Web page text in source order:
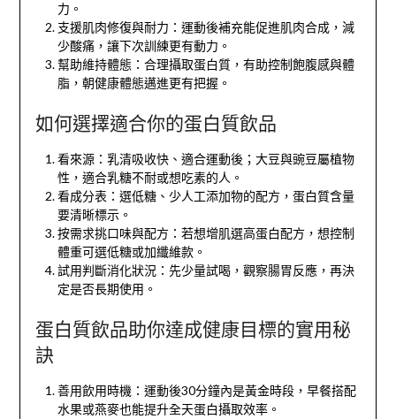
力。
支援肌肉修復與耐力：運動後補充能促進肌肉合成，減
少酸痛，讓下次訓練更有動力。
幫助維持體態：合理攝取蛋白質，有助控制飽腹感與體
脂，朝健康體態邁進更有把握。
如何選擇適合你的蛋白質飲品
看來源：乳清吸收快、適合運動後；大豆與豌豆屬植物
性，適合乳糖不耐或想吃素的人。
看成分表：選低糖、少人工添加物的配方，蛋白質含量
要清晰標示。
按需求挑口味與配方：若想增肌選高蛋白配方，想控制
體重可選低糖或加纖維款。
試用判斷消化狀況：先少量試喝，觀察腸胃反應，再決
定是否長期使用。
蛋白質飲品助你達成健康目標的實用秘
訣
善用飲用時機：運動後30分鐘內是黃金時段，早餐搭配
水果或燕麥也能提升全天蛋白攝取效率。